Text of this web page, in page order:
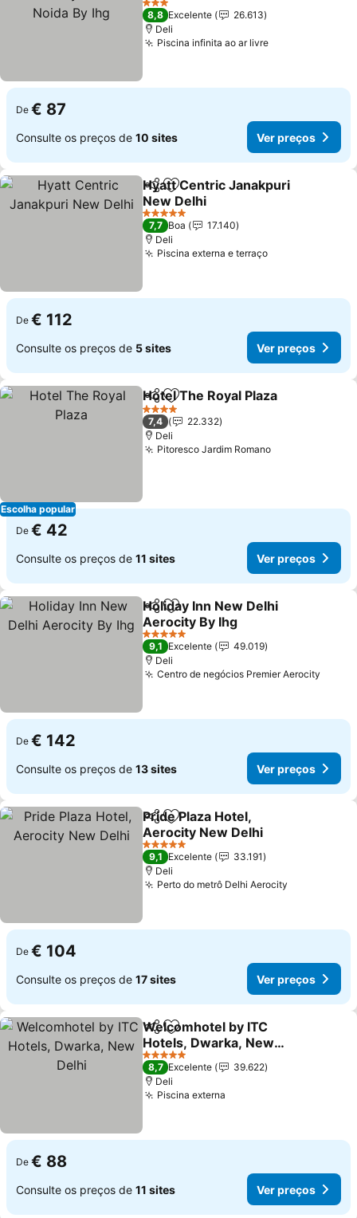
Ver preços
3 Estrelas
8,8 Excelente
26.613
Deli
Piscina infinita ao ar livreVer preços
De € 87
Consulte os preços de 10 sites Ver preços
PartilharAdicionar aos favoritos
Hyatt Centric Janakpuri
New Delhi
Ver preços
5 Estrelas
7,7 Boa
17.140
Deli
Piscina externa e terraçoVer preços
De € 112
Consulte os preços de 5 sites Ver preços
Escolha popular
PartilharAdicionar aos favoritos
Hotel The Royal Plaza
4 Estrelas
7,4
22.332
Deli
Pitoresco Jardim RomanoVer preços
De € 42
Consulte os preços de 11 sites Ver preços
PartilharAdicionar aos favoritos
Holiday Inn New Delhi
Aerocity By Ihg
Ver preços
5 Estrelas
9,1 Excelente
49.019
Deli
Centro de negócios Premier Aerocity
De € 142
Consulte os preços de 13 sites Ver preços
PartilharAdicionar aos favoritos
Pride Plaza Hotel,
Aerocity New Delhi
Ver preços
5 Estrelas
9,1 Excelente
33.191
Deli
Perto do metrô Delhi Aerocity
De € 104
Consulte os preços de 17 sites Ver preços
PartilharAdicionar aos favoritos
Welcomhotel by ITC
Hotels, Dwarka, New
Delhi
Ver preços
5 Estrelas
8,7 Excelente
39.622
Deli
Piscina externa
De € 88
Consulte os preços de 11 sites Ver preços